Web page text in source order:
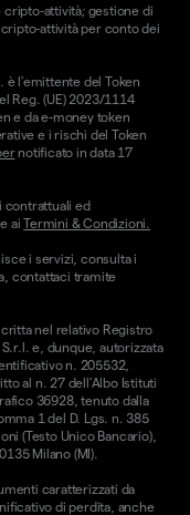
attività; gestione di
attività per conto dei
è l'emittente del Token
Reg. (UE) 2023/1114
e da e-money token
e i rischi del Token
notificato in data 17
contrattuali ed
e aiTermini & Condizioni.
i servizi, consulta i
contattaci tramite
nel relativo Registro
e, dunque, autorizzata
n. 205532,
al n. 27 dell’Albo Istituti
36928, tenuto dalla
1 del D. Lgs. n. 385
(Testo Unico Bancario),
Milano (MI).
caratterizzati da
di perdita, anche